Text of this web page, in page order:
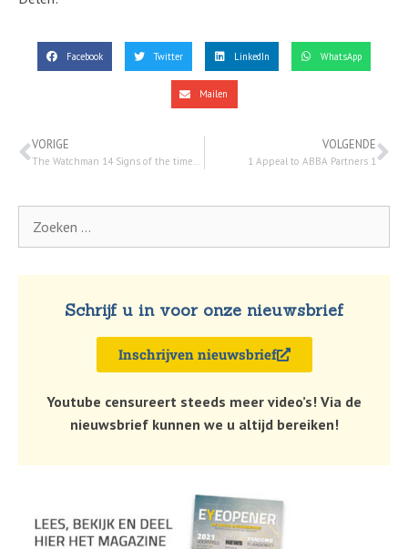
Facebook Twitter LinkedIn WhatsApp
Mailen
VORIGE
The Watchman 14 Signs of the times part 2: 2 dec. 2020
VOLGENDE
1 Appeal to ABBA Partners 1
Schrijf u in voor onze nieuwsbrief
Inschrijven nieuwsbrief
Youtube censureert steeds meer video’s! Via de
nieuwsbrief kunnen we u altijd bereiken!